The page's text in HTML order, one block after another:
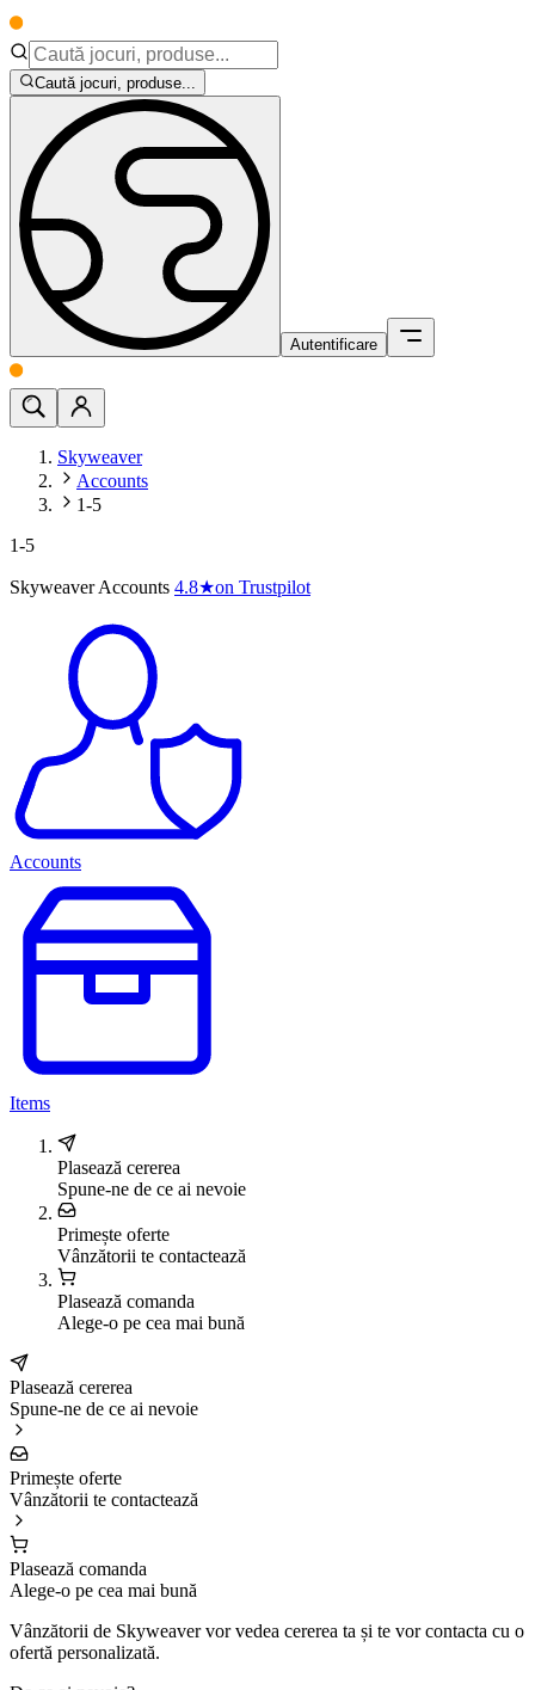
Caută jocuri, produse...
Autentificare
Skyweaver
Accounts
1-5
1-5
Skyweaver Accounts 4.8★on Trustpilot
Accounts
Items
Plasează cererea
Spune-ne de ce ai nevoie
Primește oferte
Vânzătorii te contactează
Plasează comanda
Alege-o pe cea mai bună
Plasează cererea
Spune-ne de ce ai nevoie
Primește oferte
Vânzătorii te contactează
Plasează comanda
Alege-o pe cea mai bună
Vânzătorii de Skyweaver vor vedea cererea ta și te vor contacta cu o
ofertă personalizată.